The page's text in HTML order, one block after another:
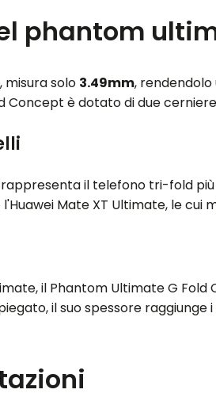
phantom
misura solo 3.49mm, rendendolo
Concept è dotato di due
il telefono tri-fold
Mate XT Ultimate, le cui
il Phantom Ultimate G
il suo spessore raggiunge i